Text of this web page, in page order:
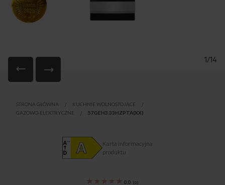
1/14
początek
STRONA GŁÓWNA
KUCHNIE WOLNOSTOJĄCE
GAZOWO-ELEKTRYCZNE
57GEH3.33HZPTA(XX)
0.0 (0)
Karta informacyjna
produktu